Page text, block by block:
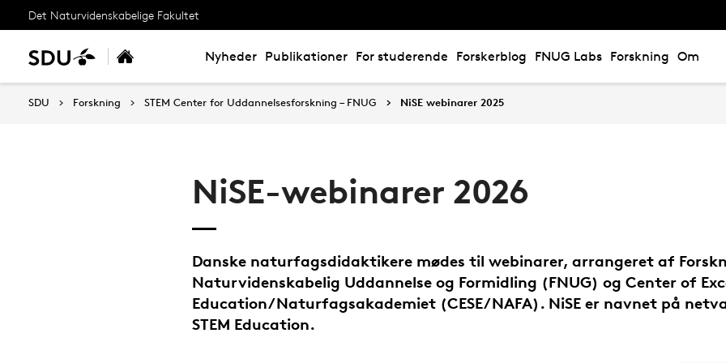
Det Naturvidenskabelige Fakultet
Nyheder Publikationer For studerende Forskerblog FNUG Labs Forskning Om
SDU Forskning STEM Center for Uddannelsesforskning – FNUG NiSE webinarer 2025
NiSE-webinarer 2026
Danske naturfagsdidaktikere mødes til webinarer, arrangeret af
Naturvidenskabelig Uddannelse og Formidling (FNUG) og Center of
Education/Naturfagsakademiet (CESE/NAFA). NiSE er navnet på
STEM Education.